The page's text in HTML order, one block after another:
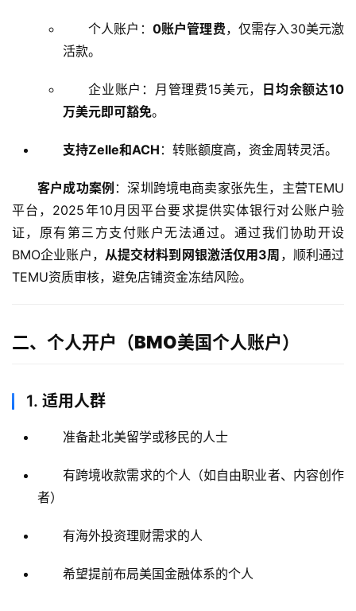
个人账户： 0账户管理费，仅需存入30美元激
活款。
企业账户：月管理费15美元，
日均余额达10
万美元即可豁免。
支持Zelle和ACH ：转账额度高，资金周转灵活。
客户成功案例 ：深圳跨境电商卖家张先生，主营TEMU
平台，2025年10月因平台要求提供实体银行对公账户验
证，原有第三方支付账户无法通过。通过我们协助开设
BMO企业账户， 从提交材料到网银激活仅用3周 ，顺利通过
TEMU资质审核，避免店铺资金冻结风险。
二、个人开户（BMO美国个人账户）
1. 适用人群
准备赴北美留学或移民的人士
有跨境收款需求的个人（如自由职业者、内容创作
者）
有海外投资理财需求的人
希望提前布局美国金融体系的个人